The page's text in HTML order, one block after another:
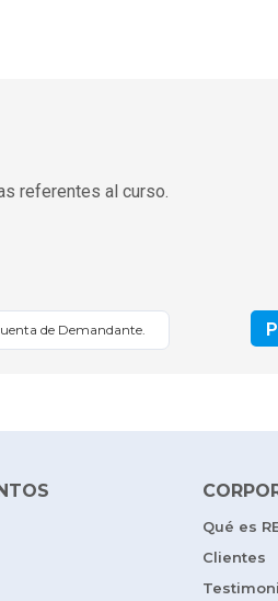
referentes al curso.
de Demandante.
Qué es
Clientes